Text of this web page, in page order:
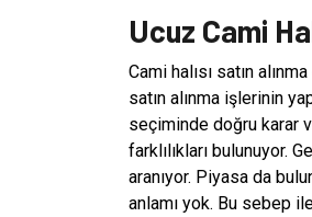
Ucuz Cami
Cami halısı satın
satın alınma işlerinin
seçiminde doğru karar
farklılıkları bulunuyor.
aranıyor. Piyasa da
anlamı yok. Bu sebep